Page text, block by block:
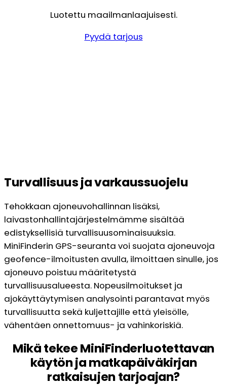
Luotettu maailmanlaajuisesti.
Pyydä tarjous
Turvallisuus ja varkaussuojelu
Tehokkaan ajoneuvohallinnan lisäksi,
laivastonhallintajärjestelmämme sisältää
edistyksellisiä turvallisuusominaisuuksia.
MiniFinderin GPS-seuranta voi suojata ajoneuvoja
geofence-ilmoitusten avulla, ilmoittaen sinulle, jos
ajoneuvo poistuu määritetystä
turvallisuusalueesta. Nopeusilmoitukset ja
ajokäyttäytymisen analysointi parantavat myös
turvallisuutta sekä kuljettajille että yleisölle,
vähentäen onnettomuus- ja vahinkoriskiä.
Mikä tekee MiniFinderluotettavan
käytön ja matkapäiväkirjan
ratkaisujen tarjoajan?